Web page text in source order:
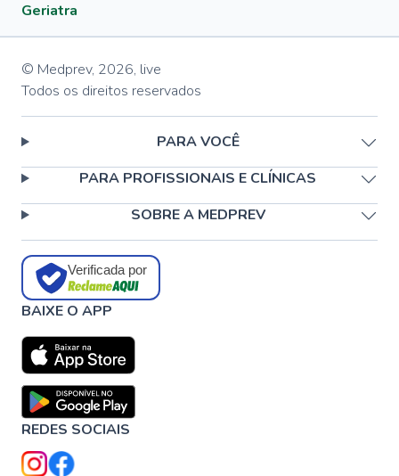
Geriatra
© Medprev, 2026, live
Todos os direitos reservados
PARA VOCÊ
PARA PROFISSIONAIS E CLÍNICAS
SOBRE A MEDPREV
Verificada por
BAIXE O APP
REDES SOCIAIS